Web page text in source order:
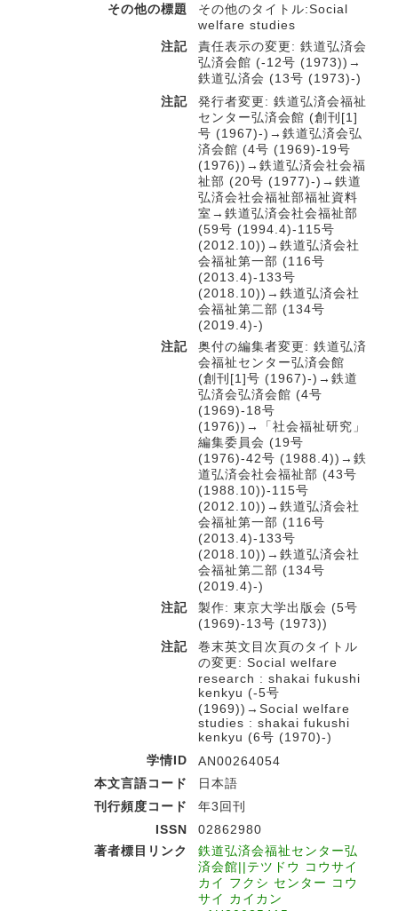
その他の標題
その他のタイトル:Social
welfare studies
注記
責任表示の変更: 鉄道弘済会
弘済会館 (-12号 (1973))→
鉄道弘済会 (13号 (1973)-)
注記
発行者変更: 鉄道弘済会福祉
センター弘済会館 (創刊[1]
号 (1967)-)→鉄道弘済会弘
済会館 (4号 (1969)-19号
(1976))→鉄道弘済会社会福
祉部 (20号 (1977)-)→鉄道
弘済会社会福祉部福祉資料
室→鉄道弘済会社会福祉部
(59号 (1994.4)-115号
(2012.10))→鉄道弘済会社
会福祉第一部 (116号
(2013.4)-133号
(2018.10))→鉄道弘済会社
会福祉第二部 (134号
(2019.4)-)
注記
奥付の編集者変更: 鉄道弘済
会福祉センター弘済会館
(創刊[1]号 (1967)-)→鉄道
弘済会弘済会館 (4号
(1969)-18号
(1976))→「社会福祉研究」
編集委員会 (19号
(1976)-42号 (1988.4))→鉄
道弘済会社会福祉部 (43号
(1988.10))-115号
(2012.10))→鉄道弘済会社
会福祉第一部 (116号
(2013.4)-133号
(2018.10))→鉄道弘済会社
会福祉第二部 (134号
(2019.4)-)
注記
製作: 東京大学出版会 (5号
(1969)-13号 (1973))
注記
巻末英文目次頁のタイトル
の変更: Social welfare
research : shakai fukushi
kenkyu (-5号
(1969))→Social welfare
studies : shakai fukushi
kenkyu (6号 (1970)-)
学情ID
AN00264054
本文言語コード
日本語
刊行頻度コード
年3回刊
ISSN
02862980
著者標目リンク
鉄道弘済会福祉センター弘
済会館||テツドウ コウサイ
カイ フクシ センター コウ
サイ カイカン